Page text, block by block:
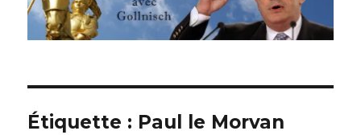
Étiquette : Paul le Morvan